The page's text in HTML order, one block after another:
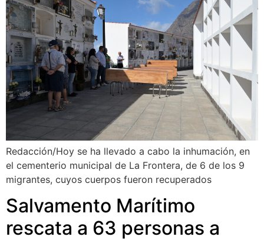
Redacción/Hoy se ha llevado a cabo la inhumación, en
el cementerio municipal de La Frontera, de 6 de los 9
migrantes, cuyos cuerpos fueron recuperados
Salvamento Marítimo
rescata a 63 personas a